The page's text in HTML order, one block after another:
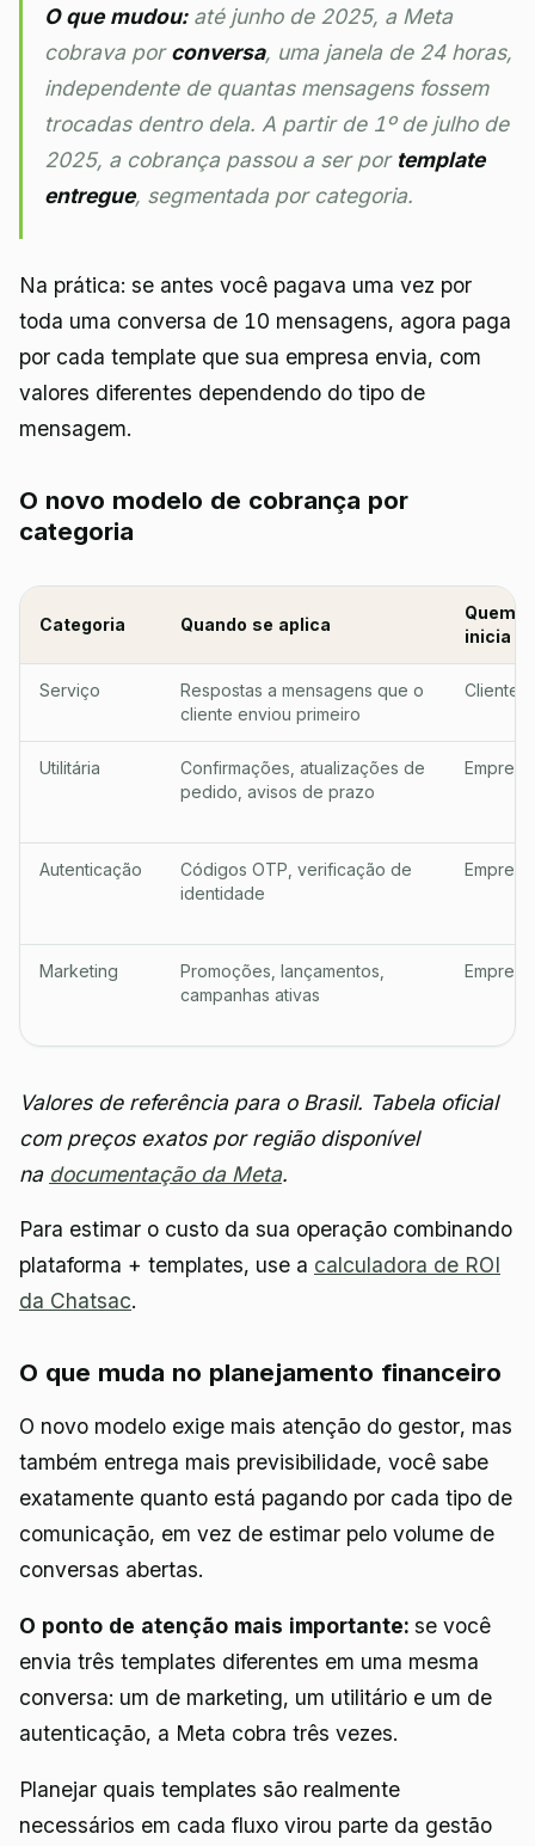
O que mudou:até junho de 2025, a Meta
cobrava porconversa, uma janela de 24 horas,
independente de quantas mensagens fossem
trocadas dentro dela. A partir de 1º de julho de
2025, a cobrança passou a ser por template
entregue, segmentada por categoria.
Na prática: se antes você pagava uma vez por
toda uma conversa de 10 mensagens, agora paga
por cada template que sua empresa envia, com
valores diferentes dependendo do tipo de
mensagem.
O novo modelo de cobrança por
categoria
Categoria Quando se aplica
Quem
inicia
Serviço
Respostas a mensagens que o
cliente enviou primeiro
Cliente
Utilitária
Confirmações, atualizações de
pedido, avisos de prazo
Empresa
Autenticação
Códigos OTP, verificação de
identidade
Empresa
Marketing
Promoções, lançamentos,
campanhas ativas
Empresa
Valores de referência para o Brasil. Tabela oficial
com preços exatos por região disponível
na documentação da Meta.
Para estimar o custo da sua operação combinando
plataforma + templates, use a calculadora de ROI
da Chatsac.
O que muda no planejamento financeiro
O novo modelo exige mais atenção do gestor, mas
também entrega mais previsibilidade, você sabe
exatamente quanto está pagando por cada tipo de
comunicação, em vez de estimar pelo volume de
conversas abertas.
O ponto de atenção mais importante: se você
envia três templates diferentes em uma mesma
conversa: um de marketing, um utilitário e um de
autenticação, a Meta cobra três vezes.
Planejar quais templates são realmente
necessários em cada fluxo virou parte da gestão